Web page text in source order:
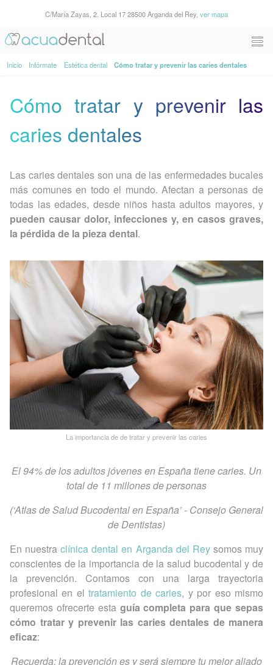
C/María Zayas, 2. Local 17 28500 Arganda del Rey, ver mapa
Inicio Infórmate Estética dental Cómo tratar y prevenir las caries dentales
Cómo tratar y prevenir las
caries dentales
Las caries dentales son una de las enfermedades bucales
más comunes en todo el mundo. Afectan a personas de
todas las edades, desde niños hasta adultos mayores, y
pueden causar dolor, infecciones y, en casos graves,
la pérdida de la pieza dental.
La importancia de de tratar y prevenir las caries
El 94% de los adultos jóvenes en España tiene caries. Un
total de 11 millones de personas
(‘Atlas de Salud Bucodental en España’ - Consejo General
de Dentistas)
En nuestraclínica dental en Arganda del Reysomos muy
conscientes de la importancia de la salud bucodental y de
la prevención. Contamos con una larga trayectoria
profesional en eltratamiento de caries, y por eso mismo
queremos ofrecerte esta guía completa para que sepas
cómo tratar y prevenir las caries dentales de manera
eficaz:
Recuerda: la prevención es y será siempre tu mejor aliado